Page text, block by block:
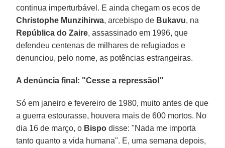
continua imperturbável. E ainda chegam os ecos de
Christophe Munzihirwa, arcebispo de Bukavu, na
República do Zaire, assassinado em 1996, que
defendeu centenas de milhares de refugiados e
denunciou, pelo nome, as potências estrangeiras.
A denúncia final: "Cesse a repressão!"
Só em janeiro e fevereiro de 1980, muito antes de que
a guerra estourasse, houvera mais de 600 mortos. No
dia 16 de março, o Bispodisse: "Nada me importa
tanto quanto a vida humana". E, uma semana depois,